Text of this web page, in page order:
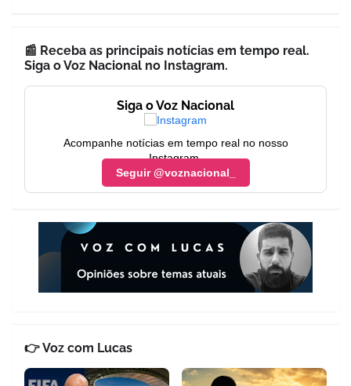
📰 Receba as principais notícias em tempo real.
Siga o Voz Nacional no Instagram.
Siga o Voz Nacional
Acompanhe notícias em tempo real no nosso
Instagram.
Seguir @voznacional_
👉 Voz com Lucas